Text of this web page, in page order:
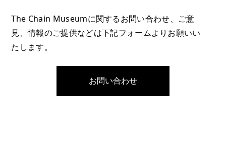
The Chain Museumに関するお問い合わせ、ご意
見、情報のご提供などは下記フォームよりお願いい
たします。
お問い合わせ